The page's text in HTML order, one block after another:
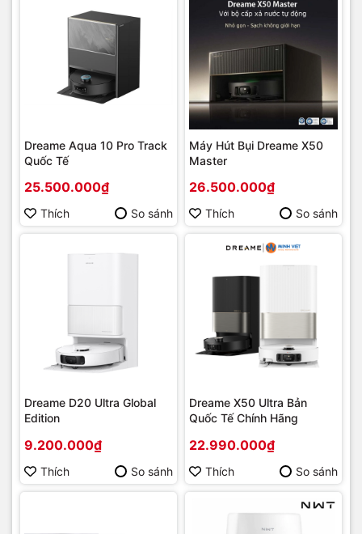
Dreame Aqua 10 Pro Track
Quốc Tế
25.500.000₫
Thích So sánh
Máy Hút Bụi Dreame X50
Master
26.500.000₫
Thích So sánh
Dreame D20 Ultra Global
Edition
9.200.000₫
Thích So sánh
Dreame X50 Ultra Bản
Quốc Tế Chính Hãng
22.990.000₫
Thích So sánh